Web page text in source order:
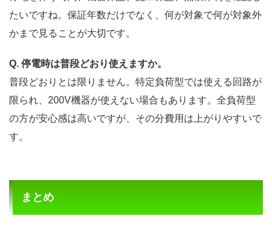
たいですね。保証年数だけでなく、何が対象で何が対象外
かまで見ることが大切です。
Q. 停電時は普段どおり使えますか。
普段どおりとは限りません。特定負荷型では使える回路が
限られ、200V機器が使えない場合もあります。全負荷型
の方が安心感は高いですが、その分費用は上がりやすいで
す。
まとめ